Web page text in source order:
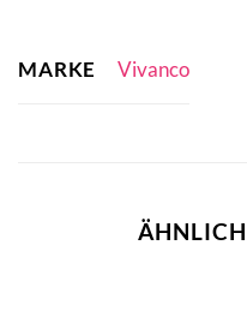
MARKE Vivanco